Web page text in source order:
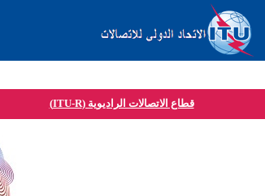
قطاع الاتصالات الراديوية (ITU-R)